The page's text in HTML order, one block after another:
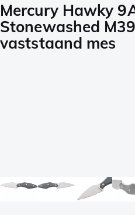
Mercury Hawky
Stonewashed
vaststaand mes